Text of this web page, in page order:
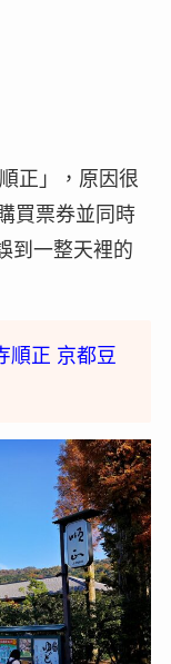
正」，原因很
買票券並同時
到一整天裡的
順正 京都豆